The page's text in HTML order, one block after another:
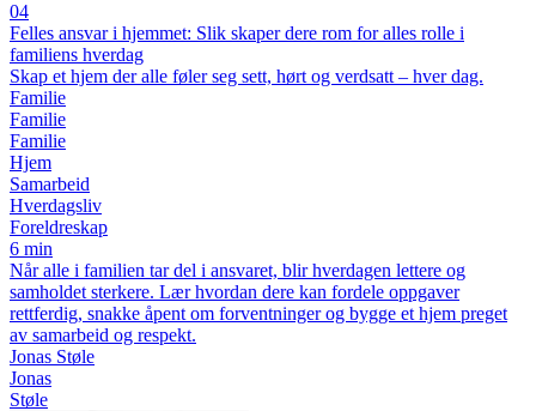
04
Felles ansvar i hjemmet: Slik skaper dere rom for alles rolle i
familiens hverdag
Skap et hjem der alle føler seg sett, hørt og verdsatt – hver dag.
Familie
Familie
Familie
Hjem
Samarbeid
Hverdagsliv
Foreldreskap
6 min
Når alle i familien tar del i ansvaret, blir hverdagen lettere og
samholdet sterkere. Lær hvordan dere kan fordele oppgaver
rettferdig, snakke åpent om forventninger og bygge et hjem preget
av samarbeid og respekt.
Jonas Støle
Jonas
Støle